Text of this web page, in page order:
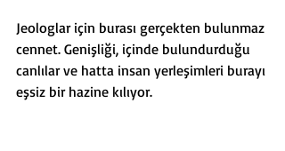
Jeologlar için burası gerçekten bulunmaz
cennet. Genişliği, içinde bulundurduğu
canlılar ve hatta insan yerleşimleri burayı
eşsiz bir hazine kılıyor.